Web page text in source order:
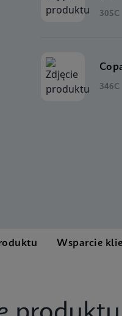
305C
346C
Wsparcie